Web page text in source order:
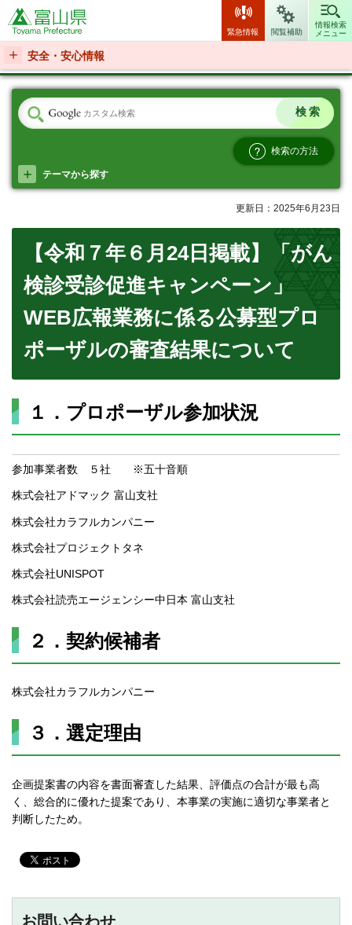
富山県
緊急情報 閲覧補助
情報検索
メニュー
安全・安心情報
検索の方法
テーマから探す
更新日：2025年6月23日
【令和７年６月24日掲載】「がん
検診受診促進キャンペーン」
WEB広報業務に係る公募型プロ
ポーザルの審査結果について
１．プロポーザル参加状況
参加事業者数 ５社 ※五十音順
株式会社アドマック 富山支社
株式会社カラフルカンパニー
株式会社プロジェクトタネ
株式会社UNISPOT
株式会社読売エージェンシー中日本 富山支社
２．契約候補者
株式会社カラフルカンパニー
３．選定理由
企画提案書の内容を書面審査した結果、評価点の合計が最も高
く、総合的に優れた提案であり、本事業の実施に適切な事業者と
判断したため。
お問い合わせ